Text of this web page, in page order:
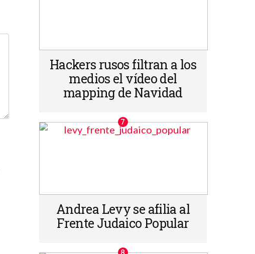
Hackers rusos filtran a los
medios el vídeo del
mapping de Navidad
Andrea Levy se afilia al
Frente Judaico Popular